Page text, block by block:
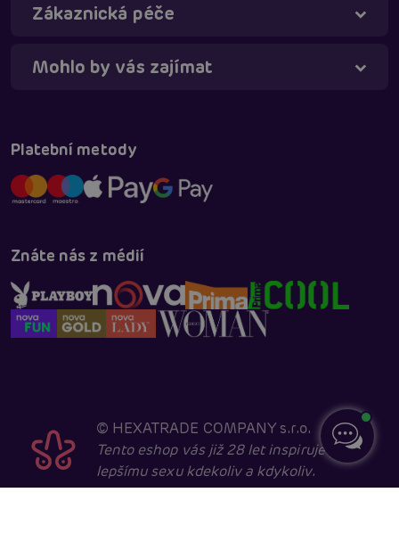
Zákaznická péče
Mohlo by vás zajímat
Platební metody
Znáte nás z médií
© HEXATRADE COMPANY s.r.o.
Tento eshop vás již 28 let inspiruje k
lepšímu sexu kdekoliv a kdykoliv.